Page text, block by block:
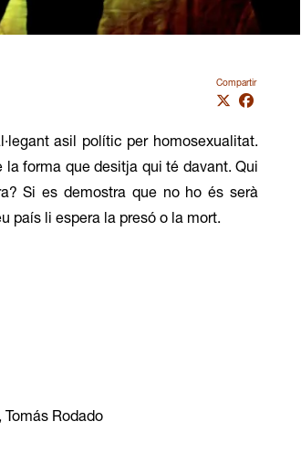
Compartir
asil polític per homosexualitat.
forma que desitja qui té davant. Qui
Si es demostra que no ho és serà
país li espera la presó o la mort.
Rodado